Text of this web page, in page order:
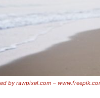
by rawpixel.com –